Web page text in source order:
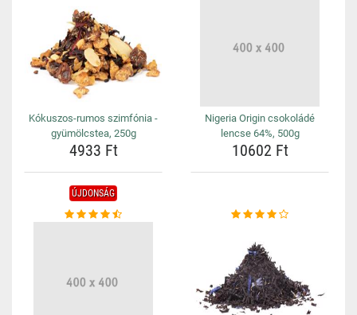
Kókuszos-rumos szimfónia -
gyümölcstea, 250g
4933 Ft
Nigeria Origin csokoládé
lencse 64%, 500g
10602 Ft
ÚJDONSÁG